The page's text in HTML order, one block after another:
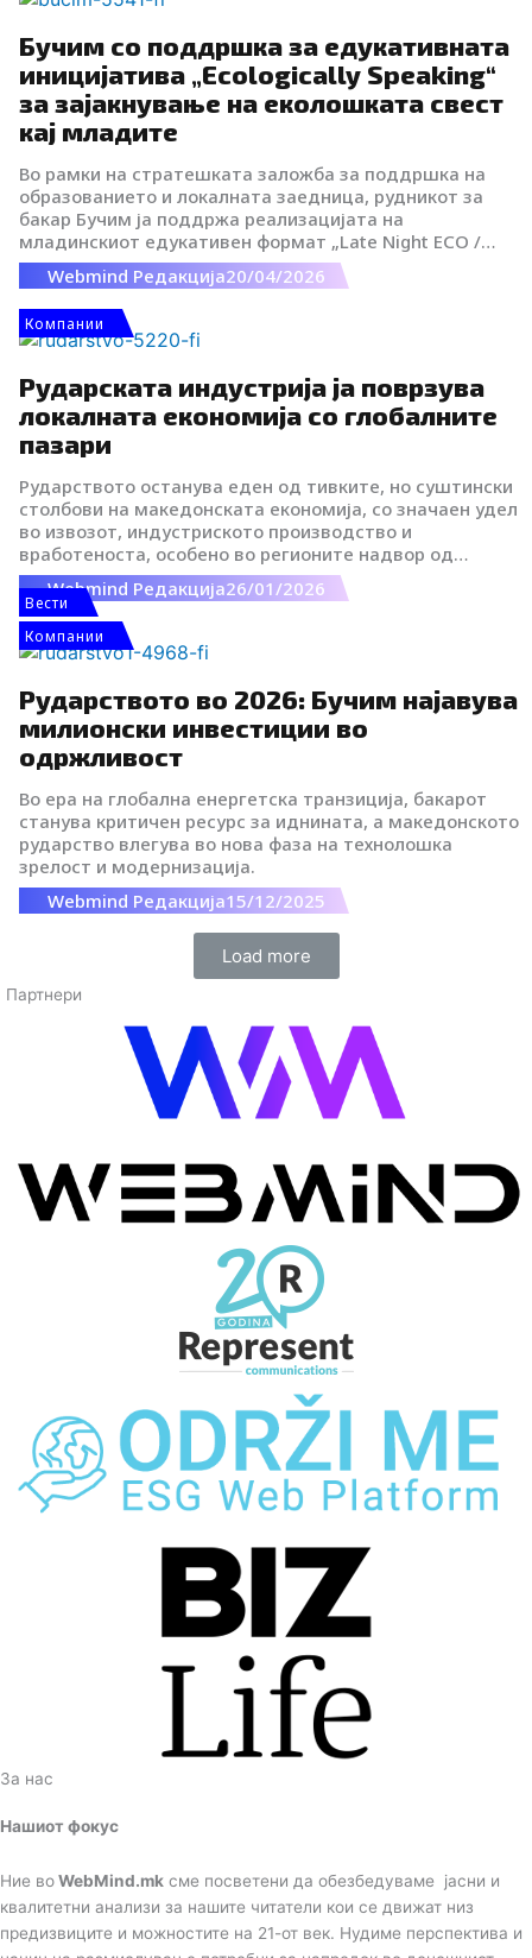
Бучим со поддршка за едукативната
иницијатива „Ecologically Speaking“
за зајакнување на еколошката свест
кај младите
Во рамки на стратешката заложба за поддршка на
образованието и локалната заедница, рудникот за
бакар Бучим ја поддржа реализацијата на
младинскиот едукативен формат „Late Night ECO /
Ecologically Speaking“. Овој проект е посветен на
продлабочување на знаењата за екологијата,
одржливоста и заштитата на животната средина
меѓу младата популација.
Webmind Редакција20/04/2026
Компании
Рударската индустрија ја поврзува
локалната економија со глобалните
пазари
Рударството останува еден од тивките, но суштински
столбови на македонската економија, со значаен удел
во извозот, индустриското производство и
вработеноста, особено во регионите надвор од
големите урбани центри. Во услови на глобална
енергетска транзиција и растечка побарувачка за
стратешки метали, македонското рударство сè
повеќе се позиционира како дел од пошироките
европски и светски синџири на вредност.
Webmind Редакција26/01/2026
Вести
Компании
Рударството во 2026: Бучим најавува
милионски инвестиции во
одржливост
Во ера на глобална енергетска транзиција, бакарот
станува критичен ресурс за иднината, а македонското
рударство влегува во нова фаза на технолошка
зрелост и модернизација.
Webmind Редакција15/12/2025
Load more
Партнери
За нас
Нашиот фокус
Ние воWebMind.mk сме посветени да обезбедуваме јасни и
квалитетни анализи за нашите читатели кои се движат низ
предизвиците и можностите на 21-от век. Нудиме перспектива и